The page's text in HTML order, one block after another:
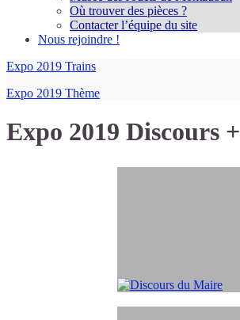
Où trouver des pièces ?
Contacter l’équipe du site
Nous rejoindre !
Expo 2019 Trains
Expo 2019 Thème
Expo 2019 Discours +